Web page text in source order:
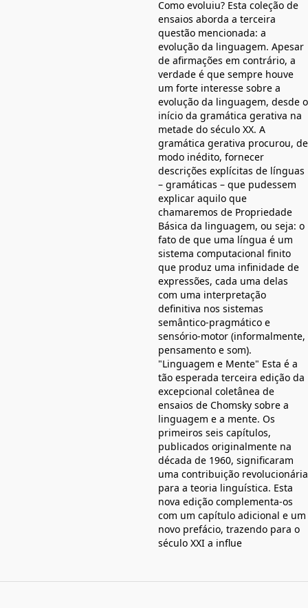
Como evoluiu? Esta coleção de
ensaios aborda a terceira
questão mencionada: a
evolução da linguagem. Apesar
de afirmações em contrário, a
verdade é que sempre houve
um forte interesse sobre a
evolução da linguagem, desde o
início da gramática gerativa na
metade do século XX. A
gramática gerativa procurou, de
modo inédito, fornecer
descrições explícitas de línguas
– gramáticas – que pudessem
explicar aquilo que
chamaremos de Propriedade
Básica da linguagem, ou seja: o
fato de que uma língua é um
sistema computacional finito
que produz uma infinidade de
expressões, cada uma delas
com uma interpretação
definitiva nos sistemas
semântico-pragmático e
sensório-motor (informalmente,
pensamento e som).
"Linguagem e Mente" Esta é a
tão esperada terceira edição da
excepcional coletânea de
ensaios de Chomsky sobre a
linguagem e a mente. Os
primeiros seis capítulos,
publicados originalmente na
década de 1960, significaram
uma contribuição revolucionária
para a teoria linguística. Esta
nova edição complementa-os
com um capítulo adicional e um
novo prefácio, trazendo para o
século XXI a influe